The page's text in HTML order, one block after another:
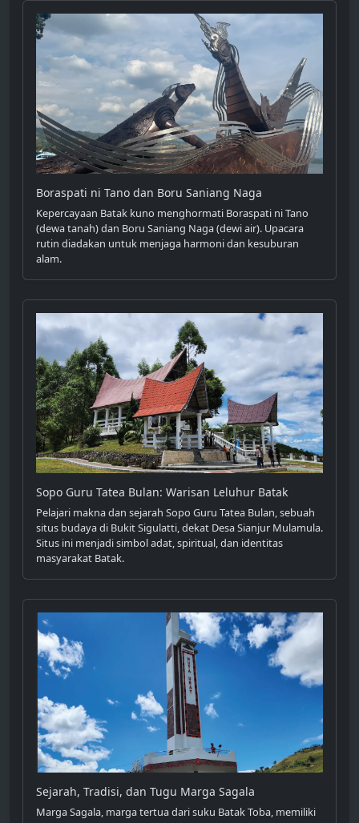
Boraspati ni Tano dan Boru Saniang Naga
Kepercayaan Batak kuno menghormati Boraspati ni Tano
(dewa tanah) dan Boru Saniang Naga (dewi air). Upacara
rutin diadakan untuk menjaga harmoni dan kesuburan
alam.
Sopo Guru Tatea Bulan: Warisan Leluhur Batak
Pelajari makna dan sejarah Sopo Guru Tatea Bulan, sebuah
situs budaya di Bukit Sigulatti, dekat Desa Sianjur Mulamula.
Situs ini menjadi simbol adat, spiritual, dan identitas
masyarakat Batak.
Sejarah, Tradisi, dan Tugu Marga Sagala
Marga Sagala, marga tertua dari suku Batak Toba, memiliki